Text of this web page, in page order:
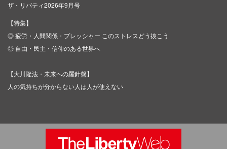
ザ・リバティ2026年9月号
【特集】
◎ 疲労・人間関係・プレッシャー このストレスどう抜こう
◎ 自由・民主・信仰のある世界へ
【大川隆法・未来への羅針盤】
人の気持ちが分からない人は人が使えない